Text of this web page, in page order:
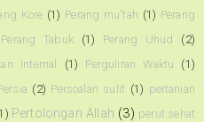
Kore (1) Perang mu'tah (1) Perang
Perang Tabuk (1) Perang Uhud
(2)
Internal (1) Perguliran Waktu
(1)
(2) Persoalan sulit (1) pertanian
Pertolongan Allah (3) perut sehat